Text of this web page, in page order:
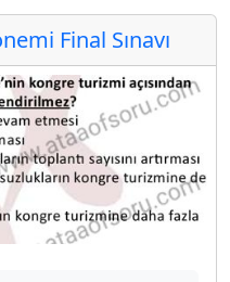
Final Sınavı